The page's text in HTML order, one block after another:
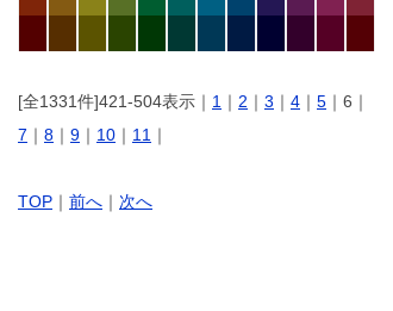
[全1331件]421-504表示｜ 1 ｜ 2 ｜ 3 ｜ 4 ｜ 5 ｜6｜
7 ｜ 8 ｜ 9 ｜ 10 ｜ 11 ｜
TOP ｜ 前へ ｜ 次へ